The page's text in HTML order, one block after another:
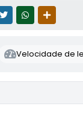
ao SICONFI
SIOPS E SIOPE
dados no
TWITTERWHATSAPP
Velocidade de